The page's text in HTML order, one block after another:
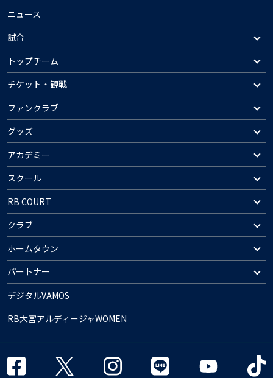
ニュース
試合
トップチーム
チケット・観戦
ファンクラブ
グッズ
アカデミー
スクール
RB COURT
クラブ
ホームタウン
パートナー
デジタルVAMOS
RB大宮アルディージャWOMEN